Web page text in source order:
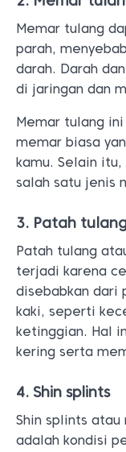
Memar tulang
parah,
darah. Darah
di jaringan dan
Memar tulang
memar biasa
kamu. Selain
salah satu jenis
3. Patah
Patah tulang
terjadi karena
disebabkan dari
kaki, seperti
ketinggian. Hal
kering serta
4. Shin splints
Shin splints
adalah kondisi